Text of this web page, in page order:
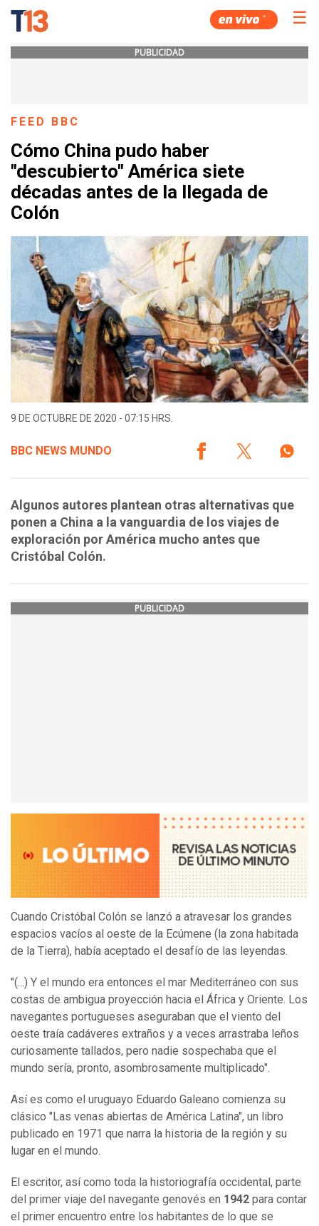
☰
PUBLICIDAD
FEED BBC
Cómo China pudo haber
"descubierto" América siete
décadas antes de la llegada de
Colón
9 DE OCTUBRE DE 2020 - 07:15 HRS.
BBC NEWS MUNDO
Algunos autores plantean otras alternativas que
ponen a China a la vanguardia de los viajes de
exploración por América mucho antes que
Cristóbal Colón.
PUBLICIDAD
Cuando Cristóbal Colón se lanzó a atravesar los grandes
espacios vacíos al oeste de la Ecúmene (la zona habitada
de la Tierra), había aceptado el desafío de las leyendas.
"(...) Y el mundo era entonces el mar Mediterráneo con sus
costas de ambigua proyección hacia el África y Oriente. Los
navegantes portugueses aseguraban que el viento del
oeste traía cadáveres extraños y a veces arrastraba leños
curiosamente tallados, pero nadie sospechaba que el
mundo sería, pronto, asombrosamente multiplicado".
Así es como el uruguayo Eduardo Galeano comienza su
clásico "Las venas abiertas de América Latina", un libro
publicado en 1971 que narra la historia de la región y su
lugar en el mundo.
El escritor, así como toda la historiografía occidental, parte
del primer viaje del navegante genovés en 1942 para contar
el primer encuentro entre los habitantes de lo que se